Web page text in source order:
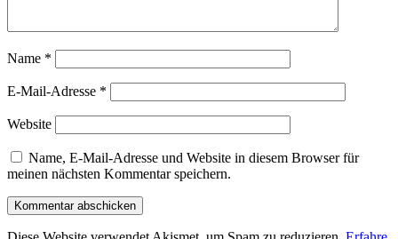
Name *
E-Mail-Adresse *
Website
Name, E-Mail-Adresse und Website in diesem Browser für
meinen nächsten Kommentar speichern.